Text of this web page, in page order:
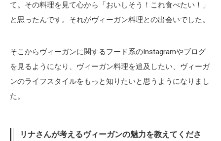
て。その料理を見て心から「おいしそう！これ食べたい！」
と思ったんです。それがヴィーガン料理との出会いでした。
そこからヴィーガンに関するフード系のInstagramやブログ
を見るようになり、ヴィーガン料理を追及したい、ヴィーガ
ンのライフスタイルをもっと知りたいと思うようになりまし
た。
リナさんが考えるヴィーガンの魅力を教えてくださ